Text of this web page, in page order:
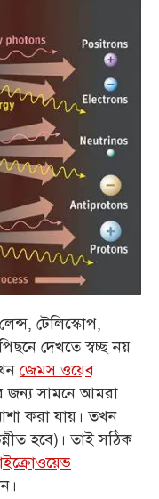
টেলিস্কোপ,
দেখতে স্বচ্ছ নয়
জেমস ওয়েব
জন্য সামনে আমরা
করা যায়। তখন
হবে)। তাই সঠিক